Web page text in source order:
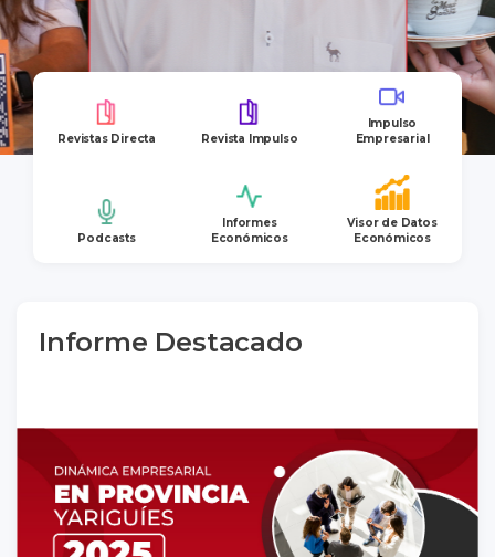
Revistas Directa Revista Impulso
Impulso
Empresarial
Podcasts
Informes
Económicos
Visor de Datos
Económicos
Informe Destacado